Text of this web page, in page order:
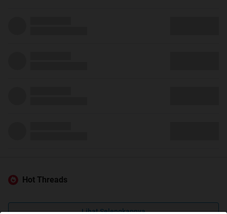
Hot Threads
Lihat Selengkapnya